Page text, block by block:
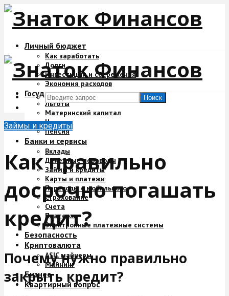
Личный бюджет
Как заработать
Долги
Инвестиции и сбережения
Экономия расходов
Государство и деньги
Льготы
Материнский капитал
Налоги
Пенсия
Банки и сервисы
Вклады
Денежные переводы
Займы и кредиты
Карты и платежи
Переводы с мобильного
Страхование
Счета
Платежи
Электронные платежные системы
Безопасность
Криптовалюта
ASIC майнеры
Майнинг
Бизнес
Квартирный вопрос
Поиск
Займы и кредиты
Как правильно
досрочно погашать
кредит?
Почему нужно правильно
закрыть кредит?